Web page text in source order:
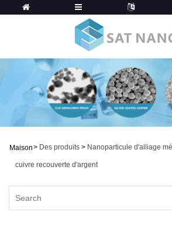
Maison> Des produits > Nanoparticule d'alliage
cuivre recouverte d'argent